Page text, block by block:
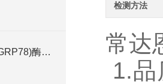
人葡萄糖调节蛋白78(GRP78)酶联免疫试剂盒
检测方法
常达
1.